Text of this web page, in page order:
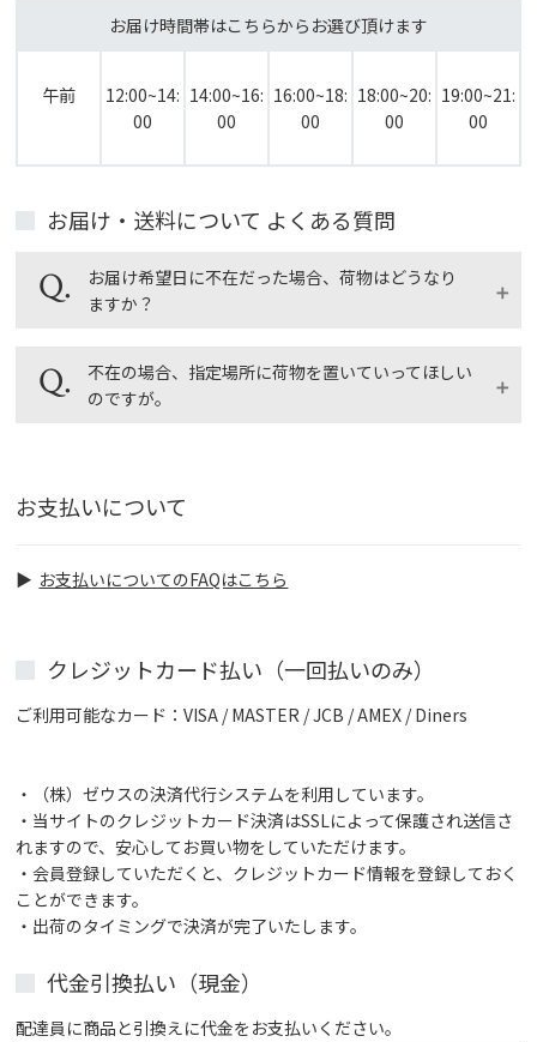
お届け時間帯はこちらからお選び頂けます
午前
12:00~14:
00
14:00~16:
00
16:00~18:
00
18:00~20:
00
19:00~21:
00
お届け・送料について よくある質問
お届け希望日に不在だった場合、荷物はどうなり
ますか？
配送業者の不在連絡票を確認のうえ、再配達依頼をし
てください。
不在の場合、指定場所に荷物を置いていってほしい
のですが。
配BOX希望」とご指示ください。冷蔵商品は品質保持
出来かねますので、置き配のご希望は承っておりませ
ゆうパケットパフは、ポスト投函または宅配ボックス
などへのお届け（置き配）となります。対面でのお受
け取りは不要です。ゆうパケットパフ対象商品は商品
ページに記載がございます。
お支払いについて
お支払いについてのFAQはこちら
クレジットカード払い（一回払いのみ）
ご利用可能なカード：VISA / MASTER / JCB / AMEX / Diners
・（株）ゼウスの決済代行システムを利用しています。
・当サイトのクレジットカード決済はSSLによって保護され送信さ
れますので、安心してお買い物をしていただけます。
・会員登録していただくと、クレジットカード情報を登録しておく
ことができます。
・出荷のタイミングで決済が完了いたします。
代金引換払い（現金）
配達員に商品と引換えに代金をお支払いください。